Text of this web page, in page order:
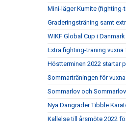
Mini-läger Kumite
Graderingsträning samt
WIKF Global Cup i Danmark
Extra fighting-träning
Höstterminen 2022 startar
Sommarträningen för
Sommarlov och
Nya Dangrader Tibble
Kallelse till årsmöte 2022